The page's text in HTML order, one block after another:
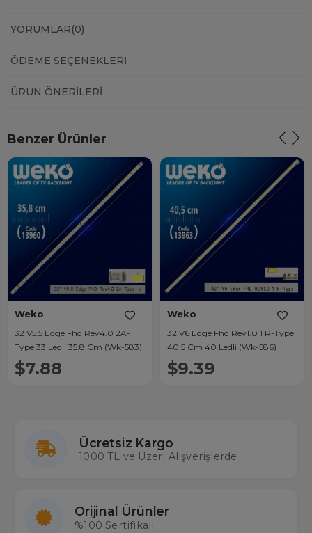
YORUMLAR(0)
ÖDEME SEÇENEKLERI
ÜRÜN ÖNERILERI
Benzer Ürünler
Weko
32 V5.5 Edge Fhd Rev4.0 2A-
Type 33 Ledli 35.8 Cm (Wk-583)
$7.88
Weko
32 V6 Edge Fhd Rev1.0 1 R-Type
40.5 Cm 40 Ledli (Wk-586)
$9.39
Ücretsiz Kargo
1000 TL ve Üzeri Alışverişlerde
Orijinal Ürünler
%100 Sertifikalı